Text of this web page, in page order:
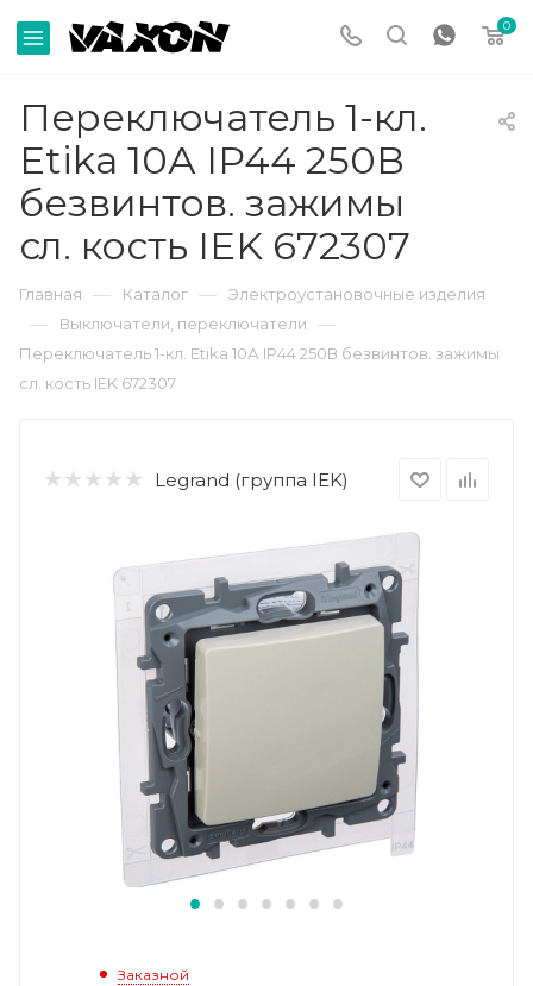
0
Переключатель 1-кл.
Etika 10А IP44 250В
безвинтов. зажимы
сл. кость IEK 672307
Главная — Каталог — Электроустановочные изделия
— Выключатели, переключатели —
Переключатель 1-кл. Etika 10А IP44 250В безвинтов. зажимы
сл. кость IEK 672307
Legrand (группа IEK)
Заказной